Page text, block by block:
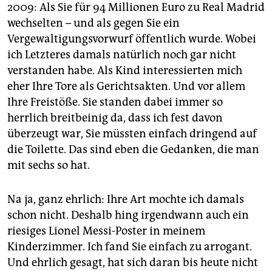
2009: Als Sie für 94 Millionen Euro zu Real Madrid
wechselten – und als gegen Sie ein
Vergewaltigungsvorwurf öffentlich wurde. Wobei
ich Letzteres damals natürlich noch gar nicht
verstanden habe. Als Kind interessierten mich
eher Ihre Tore als Gerichtsakten. Und vor allem
Ihre Freistöße. Sie standen dabei immer so
herrlich breitbeinig da, dass ich fest davon
überzeugt war, Sie müssten einfach dringend auf
die Toilette. Das sind eben die Gedanken, die man
mit sechs so hat.
Na ja, ganz ehrlich: Ihre Art mochte ich damals
schon nicht. Deshalb hing irgendwann auch ein
riesiges Lionel Messi-Poster in meinem
Kinderzimmer. Ich fand Sie einfach zu arrogant.
Und ehrlich gesagt, hat sich daran bis heute nicht